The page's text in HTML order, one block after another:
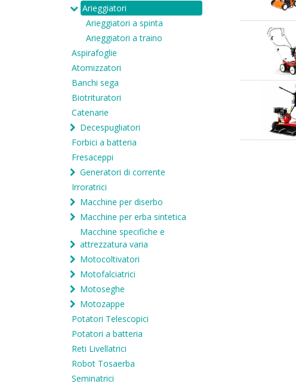
Arieggiatori
Arieggiatori a spinta
Arieggiatori a traino
Aspirafoglie
Atomizzatori
Banchi sega
Biotrituratori
Catenarie
Decespugliatori
Forbici a batteria
Fresaceppi
Generatori di corrente
Irroratrici
Macchine per diserbo
Macchine per erba sintetica
Macchine specifiche e
attrezzatura varia
Motocoltivatori
Motofalciatrici
Motoseghe
Motozappe
Potatori Telescopici
Potatori a batteria
Reti Livellatrici
Robot Tosaerba
Seminatrici